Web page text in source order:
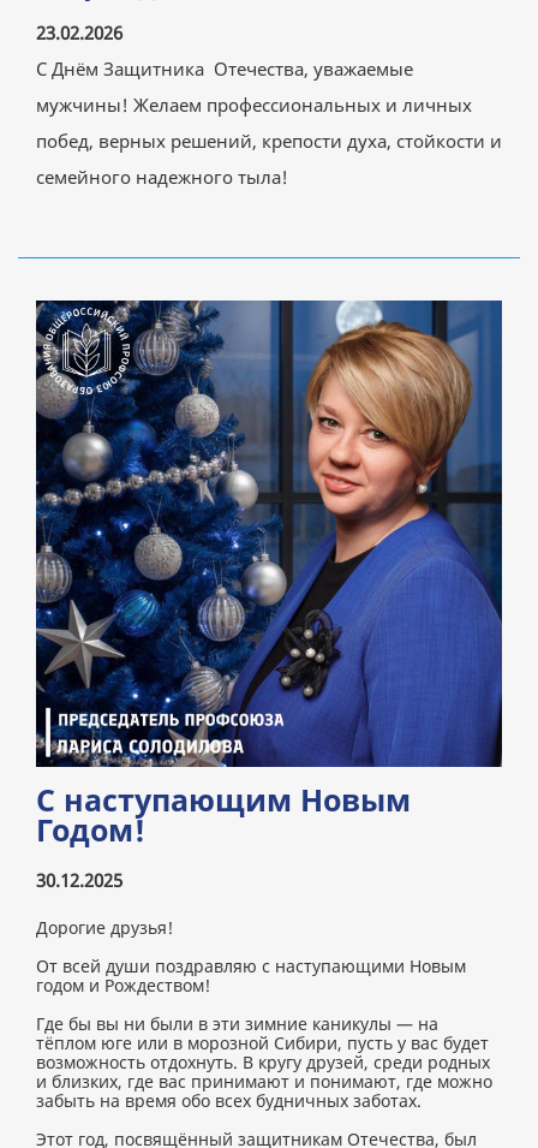
23.02.2026
С Днём Защитника Отечества, уважаемые
мужчины! Желаем профессиональных и личных
побед, верных решений, крепости духа, стойкости и
семейного надежного тыла!
С наступающим Новым
Годом!
30.12.2025
Дорогие друзья!
От всей души поздравляю с наступающими Новым
годом и Рождеством!
Где бы вы ни были в эти зимние каникулы — на
тёплом юге или в морозной Сибири, пусть у вас будет
возможность отдохнуть. В кругу друзей, среди родных
и близких, где вас принимают и понимают, где можно
забыть на время обо всех будничных заботах.
Этот год, посвящённый защитникам Отечества, был